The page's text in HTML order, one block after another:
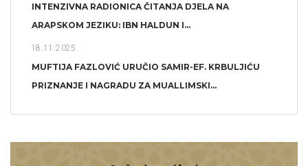
INTENZIVNA RADIONICA ČITANJA DJELA NA
ARAPSKOM JEZIKU: IBN HALDUN I...
18.11.2025.
MUFTIJA FAZLOVIĆ URUČIO SAMIR-EF. KRBULJIĆU
PRIZNANJE I NAGRADU ZA MUALLIMSKI...